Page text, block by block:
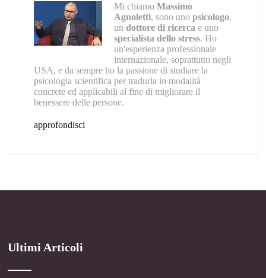
Mi chiamo Massimo
Agnoletti, sono uno psicologo,
un dottore di ricerca e uno
specialista dello stress. Ho
un'esperienza professionale
internazionale, soprattutto negli
USA, e da sempre ho la passione di studiare la
psicologia scientifica per tradurla in modalità
concrete ed applicabili al fine di migliorare il
benessere delle persone.
approfondisci
Ultimi Articoli